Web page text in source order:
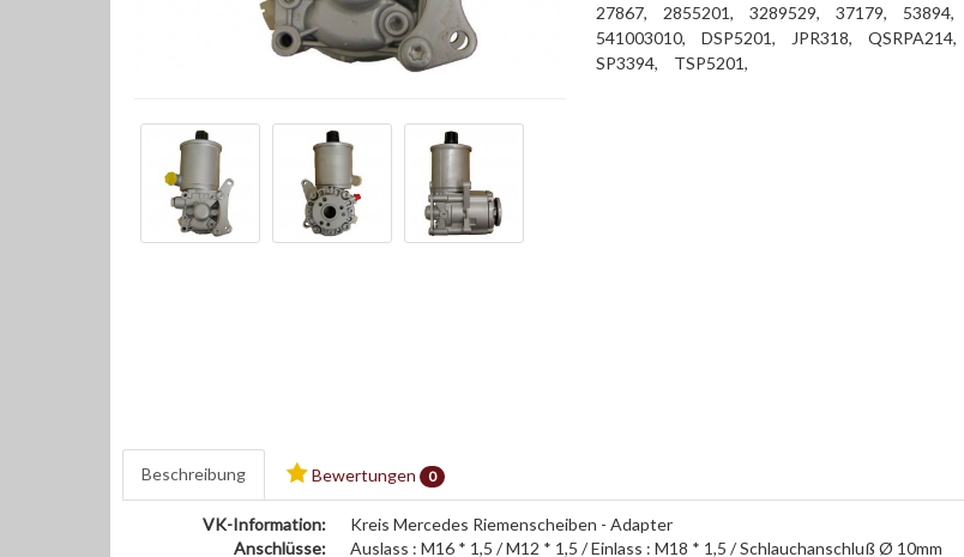
27867,
2855201, 3289529, 37179,
53894,
541003010,
DSP5201, JPR318,
QSRPA214,
SP3394,
TSP5201,
Beschreibung Bewertungen 0
VK-Information:
Kreis Mercedes Riemenscheiben - Adapter
Anschlüsse:
Auslass : M16 * 1,5 / M12 * 1,5 / Einlass : M18 * 1,5 / Schlauchanschluß Ø 10mm